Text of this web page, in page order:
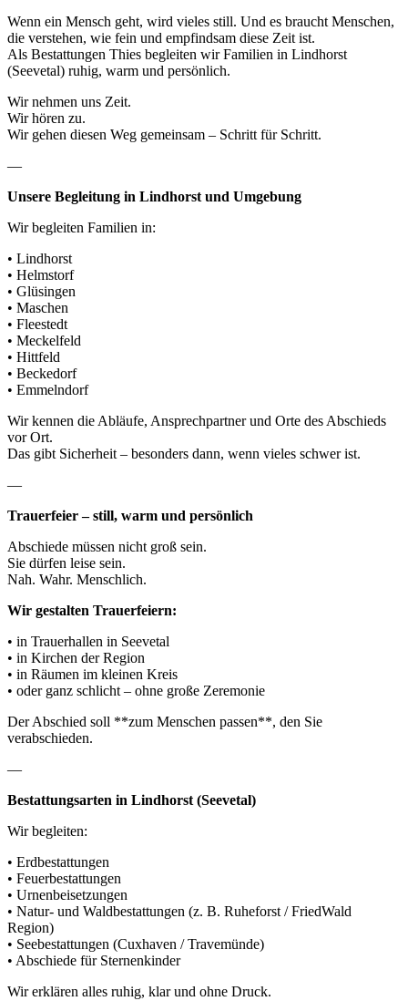
Wenn ein Mensch geht, wird vieles still. Und es braucht Menschen,
die verstehen, wie fein und empfindsam diese Zeit ist.
Als Bestattungen Thies begleiten wir Familien in Lindhorst
(Seevetal) ruhig, warm und persönlich.
Wir nehmen uns Zeit.
Wir hören zu.
Wir gehen diesen Weg gemeinsam – Schritt für Schritt.
—
Unsere Begleitung in Lindhorst und Umgebung
Wir begleiten Familien in:
• Lindhorst
• Helmstorf
• Glüsingen
• Maschen
• Fleestedt
• Meckelfeld
• Hittfeld
• Beckedorf
• Emmelndorf
Wir kennen die Abläufe, Ansprechpartner und Orte des Abschieds
vor Ort.
Das gibt Sicherheit – besonders dann, wenn vieles schwer ist.
—
Trauerfeier – still, warm und persönlich
Abschiede müssen nicht groß sein.
Sie dürfen leise sein.
Nah. Wahr. Menschlich.
Wir gestalten Trauerfeiern:
• in Trauerhallen in Seevetal
• in Kirchen der Region
• in Räumen im kleinen Kreis
• oder ganz schlicht – ohne große Zeremonie
Der Abschied soll **zum Menschen passen**, den Sie
verabschieden.
—
Bestattungsarten in Lindhorst (Seevetal)
Wir begleiten:
• Erdbestattungen
• Feuerbestattungen
• Urnenbeisetzungen
• Natur- und Waldbestattungen (z. B. Ruheforst / FriedWald
Region)
• Seebestattungen (Cuxhaven / Travemünde)
• Abschiede für Sternenkinder
Wir erklären alles ruhig, klar und ohne Druck.